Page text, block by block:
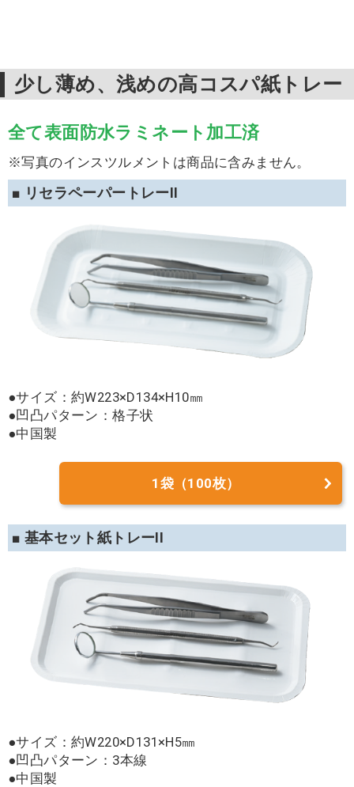
少し薄め、浅めの高コスパ紙トレー
全て表面防水ラミネート加工済
※写真のインスツルメントは商品に含みません。
■ リセラペーパートレーII
●サイズ：約W223×D134×H10㎜
●凹凸パターン：格子状
●中国製
1袋（100枚）
■ 基本セット紙トレーII
●サイズ：約W220×D131×H5㎜
●凹凸パターン：3本線
●中国製